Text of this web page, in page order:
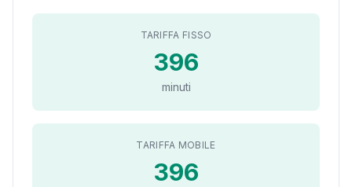
TARIFFA FISSO
396
minuti
TARIFFA MOBILE
396